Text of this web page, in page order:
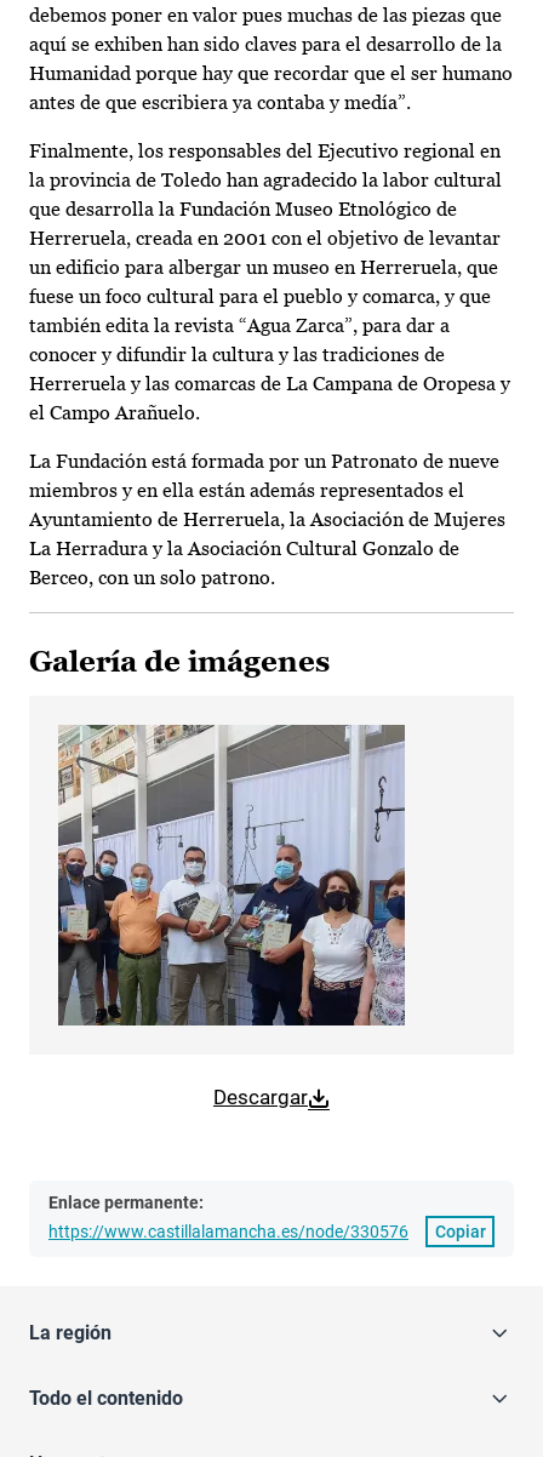
debemos poner en valor pues muchas de las piezas que
aquí se exhiben han sido claves para el desarrollo de la
Humanidad porque hay que recordar que el ser humano
antes de que escribiera ya contaba y medía”.
Finalmente, los responsables del Ejecutivo regional en
la provincia de Toledo han agradecido la labor cultural
que desarrolla la Fundación Museo Etnológico de
Herreruela, creada en 2001 con el objetivo de levantar
un edificio para albergar un museo en Herreruela, que
fuese un foco cultural para el pueblo y comarca, y que
también edita la revista “Agua Zarca”, para dar a
conocer y difundir la cultura y las tradiciones de
Herreruela y las comarcas de La Campana de Oropesa y
el Campo Arañuelo.
La Fundación está formada por un Patronato de nueve
miembros y en ella están además representados el
Ayuntamiento de Herreruela, la Asociación de Mujeres
La Herradura y la Asociación Cultural Gonzalo de
Berceo, con un solo patrono.
Galería de imágenes
Descargar
Enlace permanente:
https://www.castillalamancha.es/node/330576
Copiar
La región
Todo el contenido